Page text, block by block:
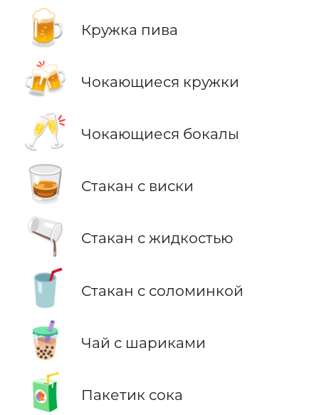
🍺 Кружка пива
🍻 Чокающиеся кружки
🥂 Чокающиеся бокалы
🥃 Стакан с виски
🫗 Стакан с жидкостью
🥤 Стакан с соломинкой
🧋 Чай с шариками
🧃 Пакетик сока